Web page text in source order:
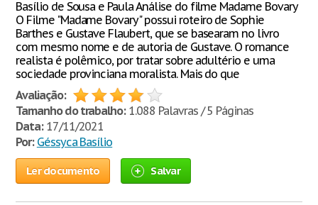
Basílio de Sousa e Paula Análise do filme Madame Bovary
O Filme "Madame Bovary" possui roteiro de Sophie
Barthes e Gustave Flaubert, que se basearam no livro
com mesmo nome e de autoria de Gustave. O romance
realista é polêmico, por tratar sobre adultério e uma
sociedade provinciana moralista. Mais do que
Avaliação:
Tamanho do trabalho:1.088 Palavras / 5 Páginas
Data:17/11/2021
Por: Géssyca Basílio
Ler documento Salvar